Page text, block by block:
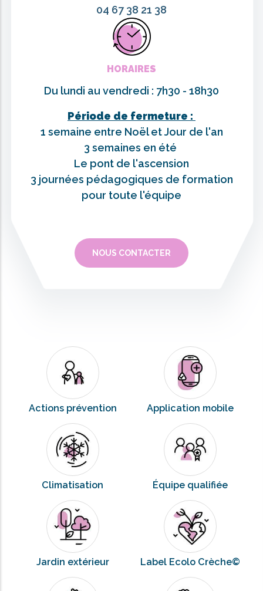
04 67 38 21 38
HORAIRES
Du lundi au vendredi : 7h30 - 18h30
Période de fermeture :
1 semaine entre Noël et Jour de l'an
3 semaines en été
Le pont de l'ascension
3 journées pédagogiques de formation
pour toute l'équipe
NOUS CONTACTER
Actions prévention Application mobile
Climatisation Équipe qualifiée
Jardin extérieur Label Ecolo Crèche©